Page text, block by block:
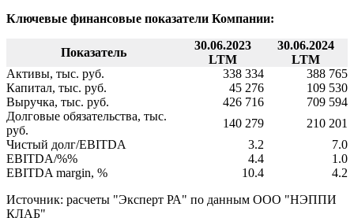
Ключевые финансовые показатели Компании:
Показатель
30.06.2023
LTM
30.06.2024
LTM
Активы, тыс. руб.
338 334
388 765
Капитал, тыс. руб.
45 276
109 530
Выручка, тыс. руб.
426 716
709 594
Долговые обязательства, тыс.
руб.
140 279
210 201
Чистый долг/EBITDA
3.2
7.0
EBITDA/%%
4.4
1.0
EBITDA margin, %
10.4
4.2
Источник: расчеты "Эксперт РА" по данным ООО "НЭППИ
КЛАБ"